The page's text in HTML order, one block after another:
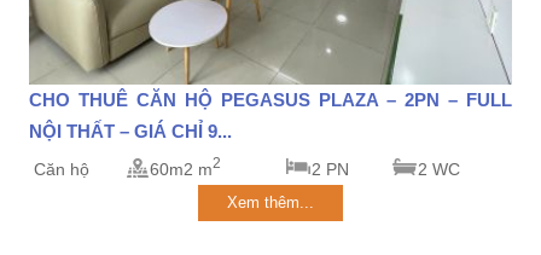
CHO THUÊ CĂN HỘ PEGASUS PLAZA – 2PN – FULL
NỘI THẤT – GIÁ CHỈ 9...
Căn hộ 60m2 m2 2 PN 2 WC
Xem thêm...